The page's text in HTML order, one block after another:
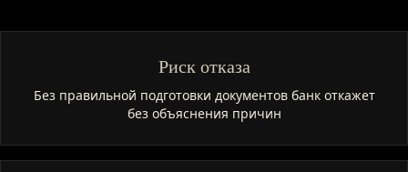
Риск отказа
Без правильной подготовки документов банк откажет
без объяснения причин